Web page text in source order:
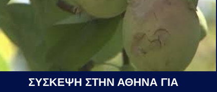
ΣΥΣΚΕΨΗ ΣΤΗΝ ΑΘΗΝΑ ΓΙΑ